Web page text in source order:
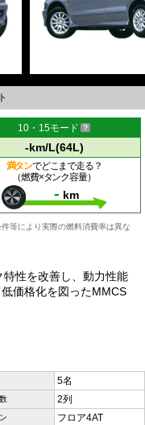
10・15モード
-km/L(64L)
満タンでどこまで走る？
（燃費×タンク容量）
- km
等により実際の燃料消費率は異な
性を改善し、動力性能
価格化を図ったMMCS
5名
2列
フロア4AT